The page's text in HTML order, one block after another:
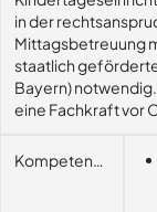
in der
Mittagsbetreuung
staatlich
Bayern)
eine Fachkraft vor
Kompetenzerwerb